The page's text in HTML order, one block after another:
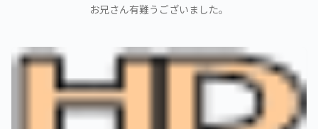
お兄さん有難うございました。